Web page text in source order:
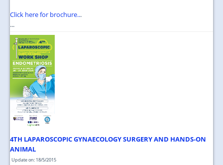
Click here for brochure...
...
4TH LAPAROSCOPIC GYNAECOLOGY SURGERY AND HANDS-ON
ANIMAL
Update on: 18/5/2015